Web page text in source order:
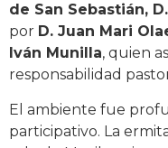
de San Sebastián,
por D. Juan Mari
Iván Munilla, quien
responsabilidad
El ambiente fue
participativo. La